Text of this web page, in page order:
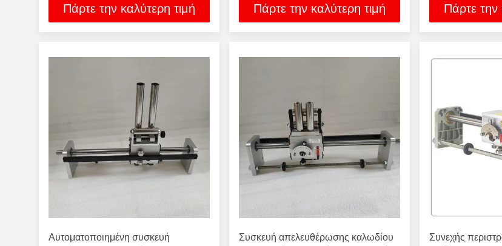
Πάρτε την καλύτερη τιμή Πάρτε την καλύτερη τιμή Πάρτε την
Αυτοματοποιημένη συσκευή
Συσκευή απελευθέρωσης καλωδίου
Συνεχής